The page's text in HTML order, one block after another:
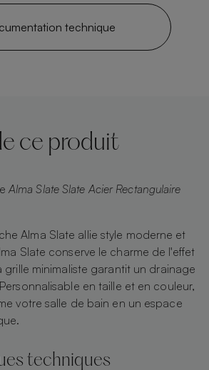
technique
ce produit
Alma Slate Slate Acier Rectangulaire
Alma Slate allie style moderne et
Slate conserve le charme de l'effet
grille minimaliste garantit un drainage
en taille et en couleur,
votre salle de bain en un espace
techniques